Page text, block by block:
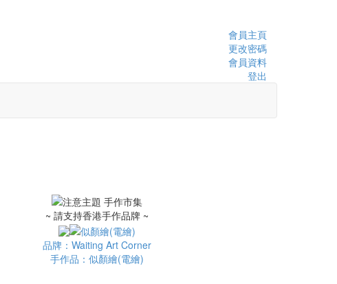
會員主頁
更改密碼
會員資料
登出
~ 請支持香港手作品牌 ~
品牌：Waiting Art Corner
手作品：似顏繪(電繪)